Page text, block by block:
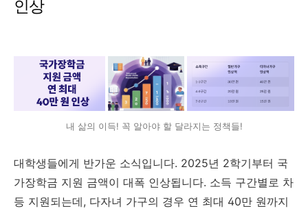
인상
내 삶의 이득! 꼭 알아야 할 달라지는 정책들!
대학생들에게 반가운 소식입니다. 2025년 2학기부터 국
가장학금 지원 금액이 대폭 인상됩니다. 소득 구간별로 차
등 지원되는데, 다자녀 가구의 경우 연 최대 40만 원까지